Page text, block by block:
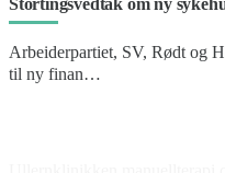
Stortingsvedtak om ny
Arbeiderpartiet, SV, Rødt og
til ny finan…